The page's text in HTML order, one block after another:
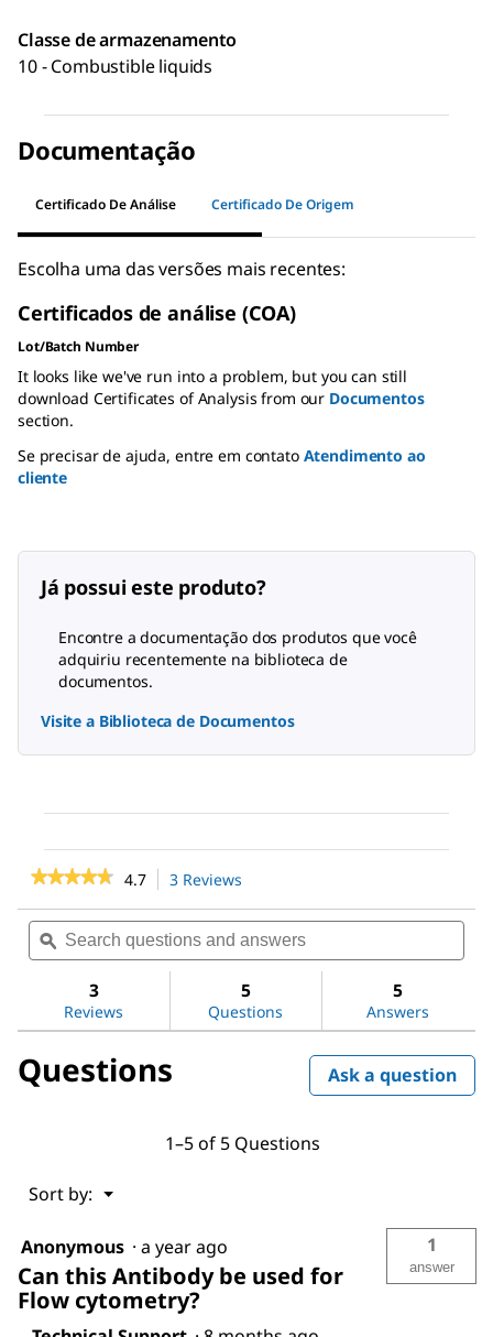
Classe de armazenamento
10 - Combustible liquids
Documentação
Certificado De Análise Certificado De Origem
Escolha uma das versões mais recentes:
Certificados de análise (COA)
Lot/Batch Number
It looks like we've run into a problem, but you can still
download Certificates of Analysis from our Documentos
section.
Se precisar de ajuda, entre em contato Atendimento ao
cliente
Já possui este produto?
Encontre a documentação dos produtos que você
adquiriu recentemente na biblioteca de
documentos.
Visite a Biblioteca de Documentos
★★★★★
★★★★★
of
Read
reviews
for
FLAG®
M2
4.7 3 Reviews
will
navigate
to
reviews.
Search
questions
and
ϙ
3
Reviews
5
Questions
5
Answers
Questions Ask a question
1–5 of 5 Questions
Sort by: ▼
Menu
Anonymous · a year ago
Can this Antibody be used for
Flow cytometry?
1
answer